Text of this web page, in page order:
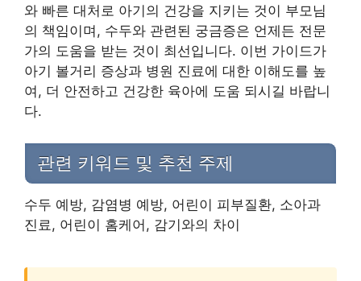
와 빠른 대처로 아기의 건강을 지키는 것이 부모님
의 책임이며, 수두와 관련된 궁금증은 언제든 전문
가의 도움을 받는 것이 최선입니다. 이번 가이드가
아기 볼거리 증상과 병원 진료에 대한 이해도를 높
여, 더 안전하고 건강한 육아에 도움 되시길 바랍니
다.
관련 키워드 및 추천 주제
수두 예방, 감염병 예방, 어린이 피부질환, 소아과
진료, 어린이 홈케어, 감기와의 차이